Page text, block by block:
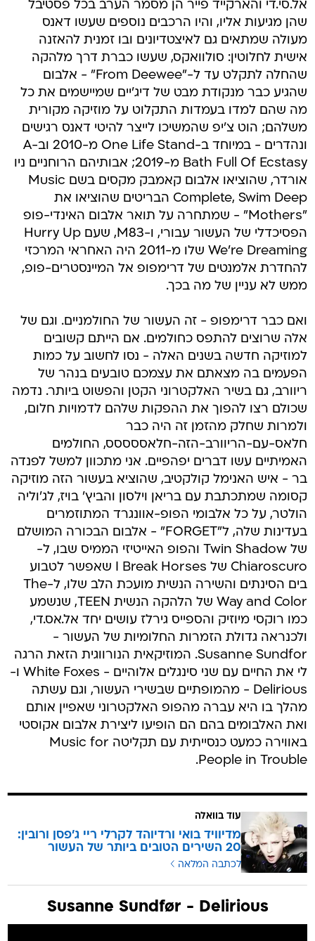
אל.סי.די והארקייד פייר הן מסמר הערב בכל פסטיבל
שהן מגיעות אליו, והיו הרכבים נוספים שעשו דאנס
מעולה שמתאים גם לאיצטדיונים ובו זמנית להאזנה
אישית לחלוטין: סולוואקס, שעשו כברת דרך מלהקה
שהחלה לתקלט עד ל-"From Deewee" - אלבום
שהגיע כבר מנקודת מבט של דיג'יים שמיישמים את כל
מה שהם למדו בעמדות התקלוט על מוזיקה מקורית
משלהם; הוט צ'יפ שהמשיכו לייצר להיטי דאנס רגישים
ונהדרים - במיוחד ב-One Life Stand מ-2010 וב-A
Bath Full Of Ecstasy מ-2019; אבותיהם הרוחניים ניו
אורדר, שהוציאו אלבום קאמבק מקסים בשם Music
Complete, Swim Deep הבריטים שהוציאו את
"Mothers" - שמתחרה על תואר אלבום האינדי-פופ
הפסיכדלי של העשור עבורי, ו-M83, שעם Hurry Up
We're Dreaming שלו מ-2011 היה האחראי המרכזי
להחדרת אלמנטים של דרימפופ אל המיינסטרים-פופ,
ממש לא עניין של מה בכך.
ואם כבר דרימפופ - זה העשור של החולמניים. וגם של
אלה שרוצים להתפס כחולמים. אם הייתם קשובים
למוזיקה חדשה בשנים האלה - נסו לחשוב על כמות
הפעמים בה מצאתם את עצמכם טובעים בנהר של
ריוורב, גם בשיר האלקטרוני הקטן והפשוט ביותר. נדמה
שכולם רצו להפוך את ההפקות שלהם לדמויות חלום,
ולמרות שחלק מהזמן זה היה כבר
חלאס-עם-הריוורב-הזה-חלאססססס, החולמים
האמיתיים עשו דברים יפהפיים. אני מתכוון למשל לפנדה
בר - איש האנימל קולקטיב, שהוציא בעשור הזה מוזיקה
קסומה שמתכתבת עם בריאן וילסון והביץ' בויז, לג'וליה
הולטר, על כל אלבומי הפופ-אוונגרד המתוזמרים
בעדינות שלה, ל"FORGET" - אלבום הבכורה המושלם
של Twin Shadow והפופ האייטיזי הממיס שבו, ל-
Chiaroscuro של I Break Horses שאפשר לטבוע
בים הסינתים והשירה הנשית מועכת הלב שלו, ל-The
Way and Color של הלהקה הנשית TEEN, שנשמע
כמו רוקסי מיוזיק והספייס גירלז עושים יחד אל.אס.די,
ולכנראה גדולת הזמרות החלומיות של העשור -
Susanne Sundfor. המוזיקאית הנורווגית הזאת הרגה
לי את החיים עם שני סינגלים אלוהיים - White Foxes ו-
Delirious - מהמופתיים שבשירי העשור, וגם עשתה
מהלך בו היא עברה מהפופ האלקטרוני שאפיין אותם
ואת האלבומים בהם הם הופיעו ליצירת אלבום אקוסטי
באווירה כמעט כנסייתית עם תקליטה Music for
People in Trouble.
עוד בוואלה
מדיוויד בואי ורדיוהד לקרלי ריי ג'פסן ורובין:
20 השירים הטובים ביותר של העשור
לכתבה המלאה
Susanne Sundfør - Delirious